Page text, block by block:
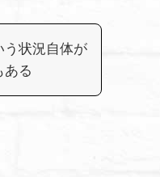
う状況自体が
ある